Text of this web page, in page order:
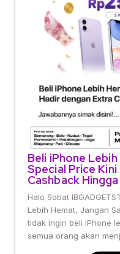
Beli iPhone
Special Price
Cashback
Halo Sobat
Lebih Hemat, Jangan
tidak ingin beli iPhone
semua orang akan